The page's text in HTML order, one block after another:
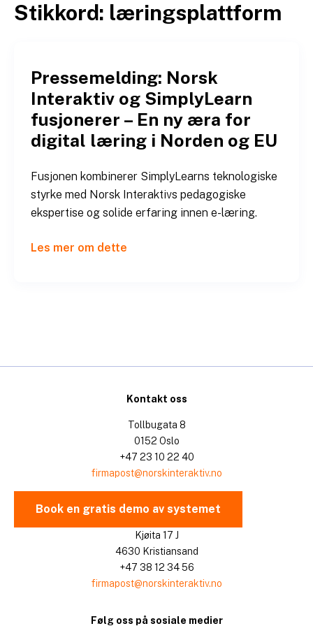
HoppStikkord: læringsplattform
Pressemelding: Norsk
Interaktiv og SimplyLearn
fusjonerer – En ny æra for
digital læring i Norden og EU
Fusjonen kombinerer SimplyLearns teknologiske
styrke med Norsk Interaktivs pedagogiske
ekspertise og solide erfaring innen e-læring.
Les mer om dette
Kontakt oss
Tollbugata 8
0152 Oslo
+47 23 10 22 40
firmapost@norskinteraktiv.no
Book en gratis demo av systemet
Kjøita 17 J
4630 Kristiansand
+47 38 12 34 56
firmapost@norskinteraktiv.no
Følg oss på sosiale medier